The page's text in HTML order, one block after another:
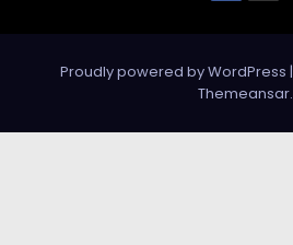
Proudly powered by WordPress |
Themeansar.